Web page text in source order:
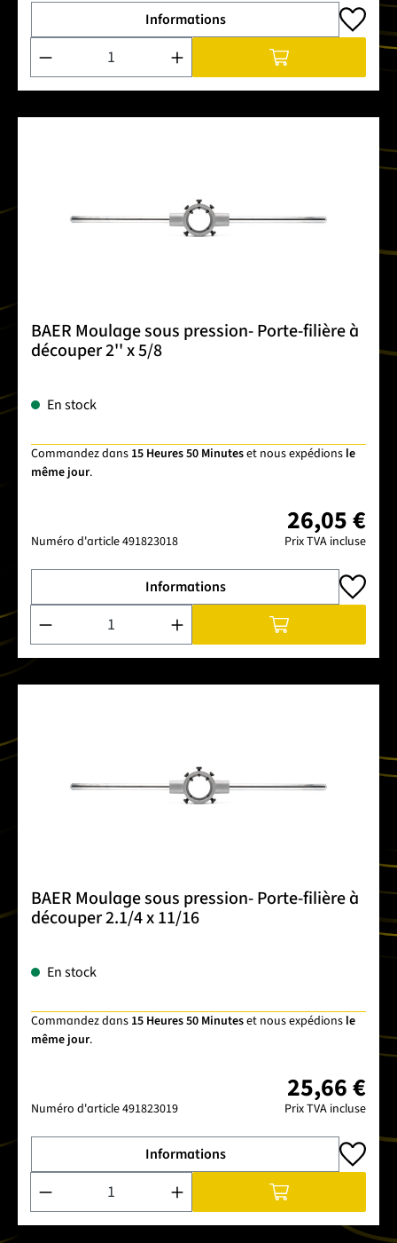
Informations
Quantité de produit : Entrez la quantité souhaitée ou
BAER Moulage sous pression- Porte-filière à
découper 2'' x 5/8
En stock
Commandez dans 15 Heures 50 Minuteset nous expédions le
même jour.
Numéro d'article491823018
26,05 €
Prix TVA incluse
Informations
Quantité de produit : Entrez la quantité souhaitée ou
BAER Moulage sous pression- Porte-filière à
découper 2.1/4 x 11/16
En stock
Commandez dans 15 Heures 50 Minuteset nous expédions le
même jour.
Numéro d'article491823019
25,66 €
Prix TVA incluse
Informations
Quantité de produit : Entrez la quantité souhaitée ou